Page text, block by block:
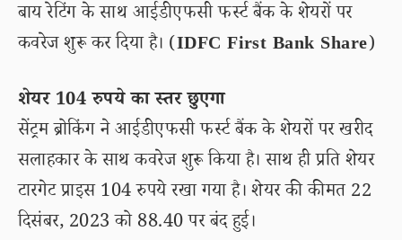
बाय रेटिंग के साथ आईडीएफसी फर्स्ट बैंक के शेयरों पर
कवरेज शुरू कर दिया है। (IDFC First Bank Share)
शेयर 104 रुपये का स्तर छुएगा
सेंट्रम ब्रोकिंग ने आईडीएफसी फर्स्ट बैंक के शेयरों पर खरीद
सलाहकार के साथ कवरेज शुरू किया है। साथ ही प्रति शेयर
टारगेट प्राइस 104 रुपये रखा गया है। शेयर की कीमत 22
दिसंबर, 2023 को 88.40 पर बंद हुई।